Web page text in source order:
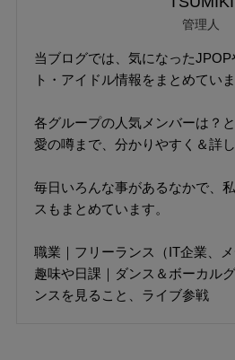
管理人
当ブログでは、気になった
ト・アイドル情報をまとめていま
各グループの人気メンバーは？
愛の噂まで、分かりやすく＆詳
毎日いろんな事があるなかで、
スもまとめています。
職業｜フリーランス（IT企業、メ
趣味や日課｜ダンス＆ボーカル
ンスを見ること、ライブ参戦